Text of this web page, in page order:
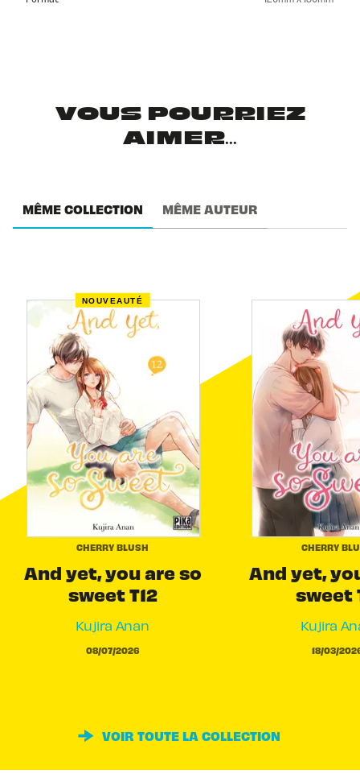
VOUS POURRIEZ
AIMER...
MÊME COLLECTION MÊME AUTEUR
NOUVEAUTÉ
CHERRY BLUSH
And yet, you are so
sweet T12
Kujira Anan
08/07/2026
CHERRY
And yet,
sweet
Kujira
18/03/
VOIR TOUTE LA COLLECTION